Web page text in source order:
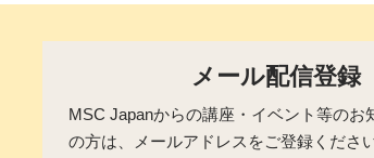
MSC Japanからの講座・イベント等のお
の方は、メールアドレスをご登録ください
メール配信登録